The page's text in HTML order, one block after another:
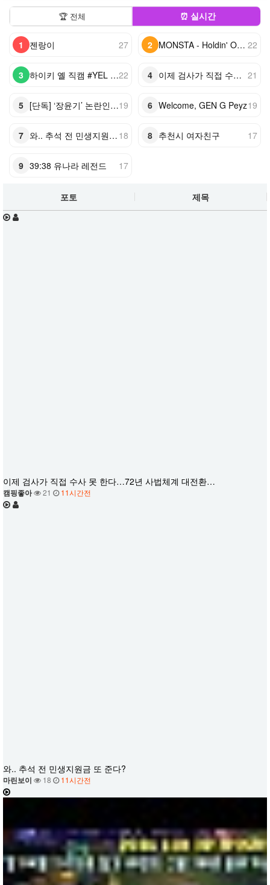
🏆 전체 ⏰ 실시간
1 젠랑이 27 2 MONSTA - Holdin' On (Skrillex & Nero Remix) 22
3 하이키 옐 직캠 #YEL #H1KEY @260731 정읍물빛축제 ♬ 여름이었다 (Summe…22 4 이제 검사가 직접 수사 못 한다…72년 사법체계 대전환421421 21
5 [단독] ‘장윤기’ 논란인데…‘경찰관 뺑소니’ 수사 빼돌린 경찰19 6 Welcome, GEN G Peyz19
7 와.. 추석 전 민생지원금 또 준다? 18 8 추천시 여자친구 17
9 39:38 유나라 레전드 17
포토 제목
이제 검사가 직접 수사 못 한다…72년 사법체계 대전환…
캠핑좋아 21 11시간전
와.. 추석 전 민생지원금 또 준다?
마린보이 18 11시간전